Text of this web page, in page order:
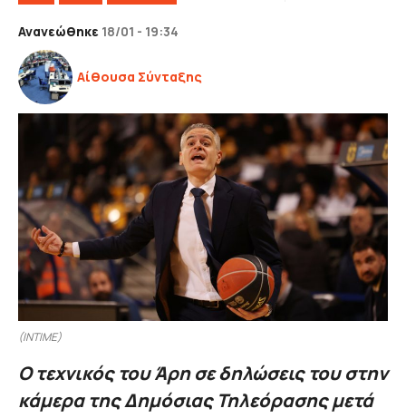
Ανανεώθηκε 18/01 - 19:34
Αίθουσα Σύνταξης
(INTIME)
Ο τεχνικός του Άρη σε δηλώσεις του στην
κάμερα της Δημόσιας Τηλεόρασης μετά